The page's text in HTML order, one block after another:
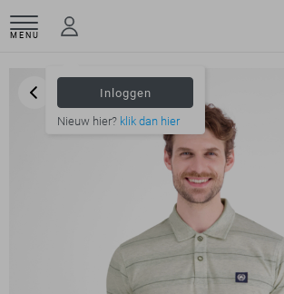
MENU
Inloggen
Nieuw hier? klik dan hier